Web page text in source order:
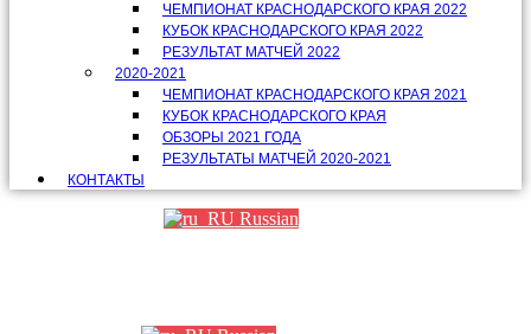
ЧЕМПИОНАТ КРАСНОДАРСКОГО КРАЯ 2022
КУБОК КРАСНОДАРСКОГО КРАЯ 2022
РЕЗУЛЬТАТ МАТЧЕЙ 2022
2020-2021
ЧЕМПИОНАТ КРАСНОДАРСКОГО КРАЯ 2021
КУБОК КРАСНОДАРСКОГО КРАЯ
ОБЗОРЫ 2021 ГОДА
РЕЗУЛЬТАТЫ МАТЧЕЙ 2020-2021
КОНТАКТЫ
Russian